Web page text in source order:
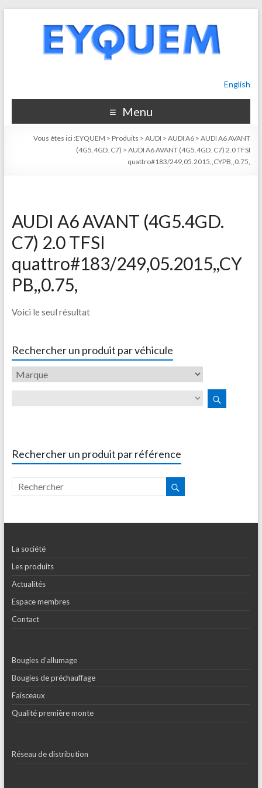
English
Menu
Vous êtes ici :EYQUEM > Produits >AUDI >AUDI A6 >AUDI A6 AVANT
(4G5.4GD. C7) >AUDI A6 AVANT (4G5.4GD. C7) 2.0 TFSI
quattro#183/249,05.2015,,CYPB,,0.75,
AUDI A6 AVANT (4G5.4GD.
C7) 2.0 TFSI
quattro#183/249,05.2015,,CY
PB,,0.75,
Voici le seul résultat
Rechercher un produit par véhicule
Rechercher un produit par référence
La société
Les produits
Actualités
Espace membres
Contact
Bougies d’allumage
Bougies de préchauffage
Faisceaux
Qualité première monte
Réseau de distribution